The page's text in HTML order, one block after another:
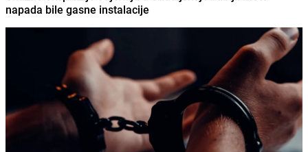
napada bile gasne instalacije